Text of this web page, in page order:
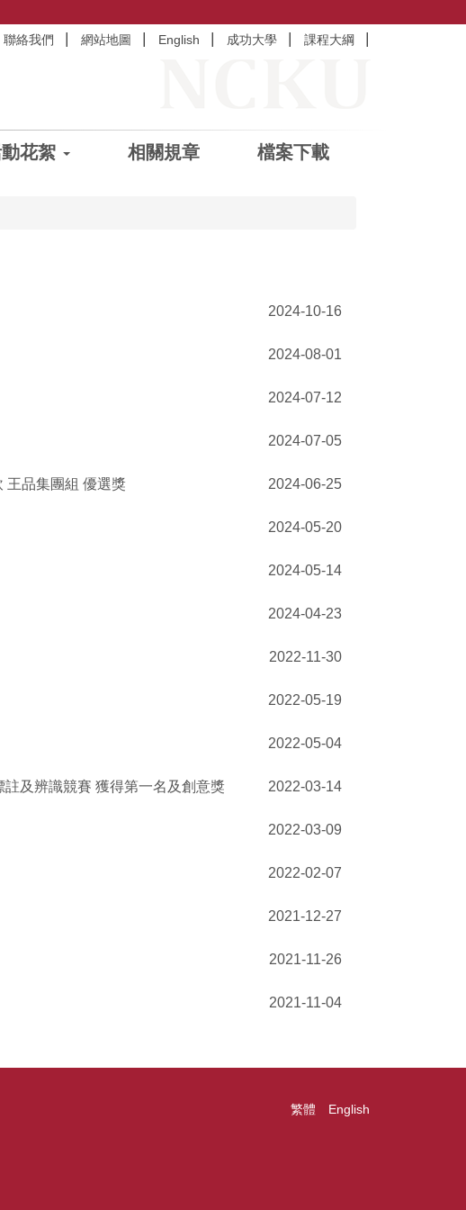
聯絡我們 網站地圖 English 成功大學 課程大綱
花絮 相關規章 檔案下載
2024-10-16
2024-08-01
2024-07-12
2024-07-05
王品集團組 優選獎 2024-06-25
2024-05-20
2024-05-14
2024-04-23
2022-11-30
2022-05-19
2022-05-04
及辨識競賽 獲得第一名及創意獎 2022-03-14
2022-03-09
2022-02-07
2021-12-27
2021-11-26
2021-11-04
繁體 English